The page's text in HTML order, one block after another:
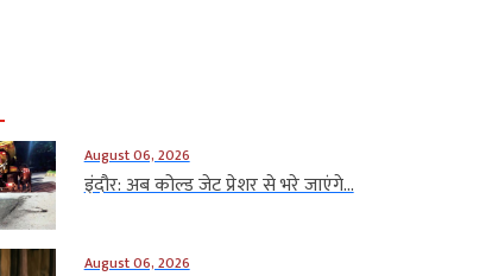
August 06, 2026
इंदौर: अब कोल्ड जेट प्रेशर से भरे जाएंगे...
August 06, 2026